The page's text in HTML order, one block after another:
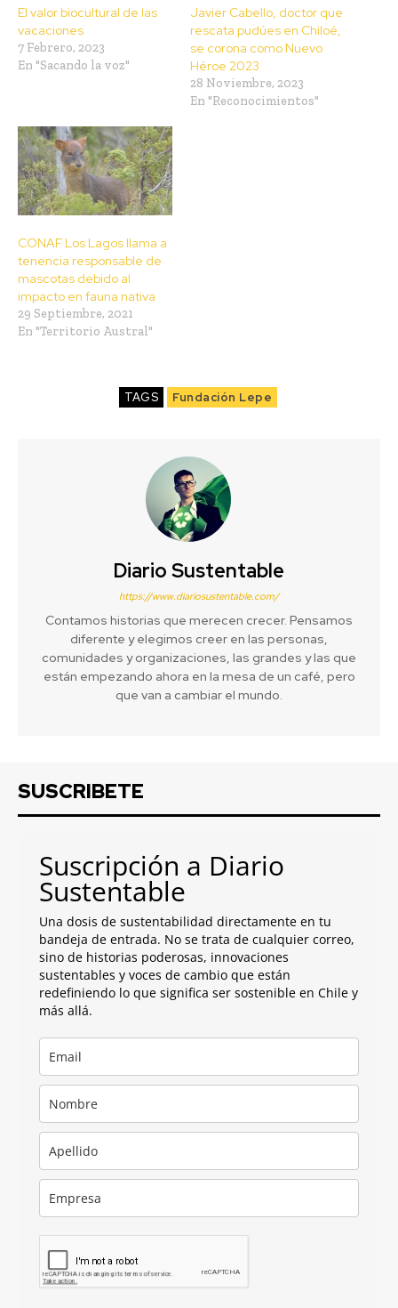
El valor biocultural de las
vacaciones
7 Febrero, 2023
En "Sacando la voz"
Javier Cabello, doctor que
rescata pudúes en Chiloé,
se corona como Nuevo
Héroe 2023
28 Noviembre, 2023
En "Reconocimientos"
CONAF Los Lagos llama a
tenencia responsable de
mascotas debido al
impacto en fauna nativa
29 Septiembre, 2021
En "Territorio Austral"
TAGS Fundación Lepe
Diario Sustentable
https://www.diariosustentable.com/
Contamos historias que merecen crecer. Pensamos
diferente y elegimos creer en las personas,
comunidades y organizaciones, las grandes y las que
están empezando ahora en la mesa de un café, pero
que van a cambiar el mundo.
SUSCRIBETE
Suscripción a Diario
Sustentable
Una dosis de sustentabilidad directamente en tu
bandeja de entrada. No se trata de cualquier correo,
sino de historias poderosas, innovaciones
sustentables y voces de cambio que están
redefiniendo lo que significa ser sostenible en Chile y
más allá.